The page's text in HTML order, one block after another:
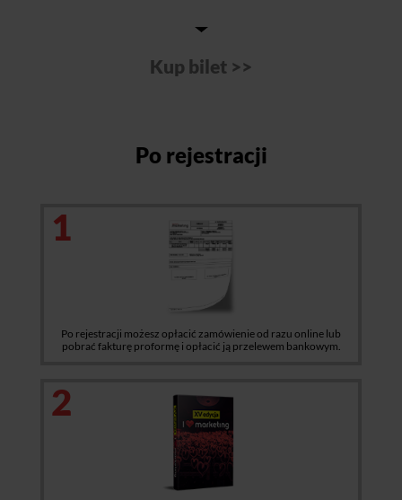
Po rejestracji
1
Po rejestracji możesz opłacić zamówienie od razu online lub
pobrać fakturę proformę i opłacić ją przelewem bankowym.
2